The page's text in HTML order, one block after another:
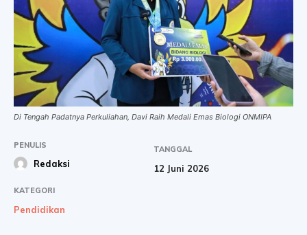
Di Tengah Padatnya Perkuliahan, Davi Raih Medali Emas Biologi ONMIPA
PENULIS
Redaksi
TANGGAL
12 Juni 2026
KATEGORI
Pendidikan